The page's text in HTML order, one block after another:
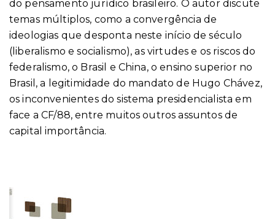
do pensamento jurídico brasileiro. O autor discute
temas múltiplos, como a convergência de
ideologias que desponta neste início de século
(liberalismo e socialismo), as virtudes e os riscos do
federalismo, o Brasil e China, o ensino superior no
Brasil, a legitimidade do mandato de Hugo Chávez,
os inconvenientes do sistema presidencialista em
face a CF/88, entre muitos outros assuntos de
capital importância.